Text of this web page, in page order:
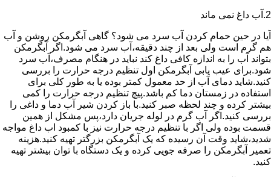
2.آب داغ نمی ماند
آیا در حین حمام کردن آب سرد می شود؟ گاهی آبگرمکن روشن و آب
هم گرم است ولی بعد از چند دقیقه،آب سرد می شود.اگر آبگرمکن
بتواند آب را به اندازه کافی داغ کند نباید در هنگام مصرف،آب سرد
شود.برای عیب یابی آبگرمکن اول تنظیم درجه حرارت را بررسی
کنید.شاید دمای آب از حد معمول کمتر بوده یا به طور کلی برای
استفاده در زمستان دما کم باشد.پیچ تنظیم درجه حرارت را کمی
بیشتر کرده و چند لحظه صبر کنید.با باز کردن شیر آب دما و داغی را
بررسی کنید.اگر آب گرم در لوله جریان دارد،پس مشکل از همین
قسمت بوده ولی اگر با تنظیم درجه حرارت نیز با کمبود اب داغ مواجه
شدید،شاید وقت آن رسیده که یک آبگرمکن بزرگتر تهیه کنید.هزینه
تعمیر آبگرمکن را صرفه جویی کرده و یک دستگاه با توان بیشتر تهیه
کنید.